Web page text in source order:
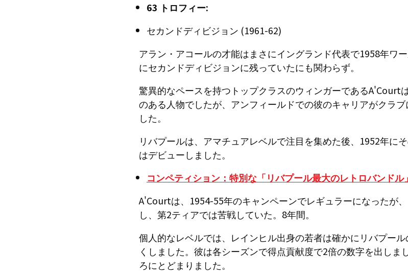
63 トロフィー:
セカンドディビジョン (1961-62)
アラン・アコールの才能はまさにイングランド代表で1958年ワ
にセカンドディビジョンに残っていたにも関わらず。
驚異的なペースを持つトップクラスのウィンガーであるA'Court
のある人物でしたが、アンフィールドでの彼のキャリアがクラ
した。
リバプールは、アマチュアレベルで注目を集めた後、1952年に
はデビューしました。
コンペティション：特別な「リバプール最大のレトロバンドル
A'Courtは、1954-55年のキャンペーンでレギュラーになったが
し、第2ティアでは苦戦していた。8年間。
個人的なレベルでは、レインヒル出身の若者は確かにリバプー
くしました。彼は各シーズンで得点貢献度で2倍の数字を出しま
ろにとどまりました。